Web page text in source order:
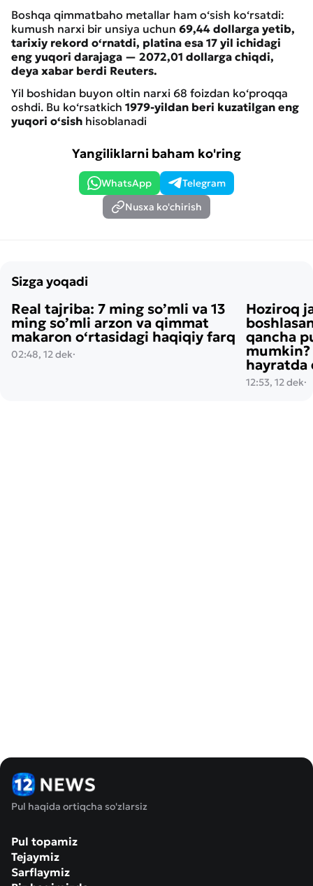
Boshqa qimmatbaho metallar ham o‘sish ko‘rsatdi:
kumush narxi bir unsiya uchun 69,44 dollarga yetib,
tarixiy rekord o‘rnatdi, platina esa 17 yil ichidagi
eng yuqori darajaga — 2072,01 dollarga chiqdi,
deya xabar berdi Reuters.
Yil boshidan buyon oltin narxi 68 foizdan ko‘proqqa
oshdi. Bu ko‘rsatkich 1979-yildan beri kuzatilgan eng
yuqori o‘sish hisoblanadi
Yangiliklarni baham ko'ring
WhatsApp
Telegram
Nusxa ko'chirish
Sizga yoqadi
Real tajriba: 7 ming so’mli va 13
ming so’mli arzon va qimmat
makaron o‘rtasidagi haqiqiy farq
02:48, 12 dek·
Hoziroq
qancha
mumkin?
hayratda
12:53, 12 dek·
Pul haqida ortiqcha so'zlarsiz
Pul topamiz
Tejaymiz
Sarflaymiz